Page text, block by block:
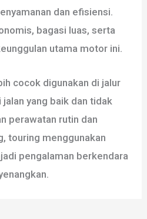
dan efisiensi.
bagasi luas, serta
utama motor ini.
cocok digunakan di jalur
yang baik dan tidak
perawatan rutin dan
touring menggunakan
pengalaman berkendara